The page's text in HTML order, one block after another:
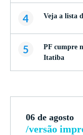
4 Veja a lista
5
PF cumpre
Itatiba
06 de agosto
/versão